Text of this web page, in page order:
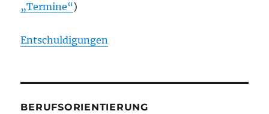
„Termine“)
Entschuldigungen
BERUFSORIENTIERUNG